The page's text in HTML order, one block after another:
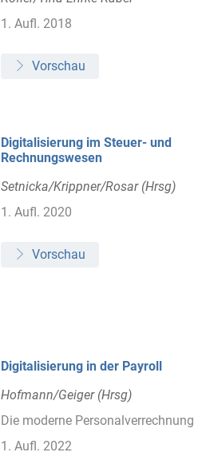
1. Aufl. 2018
Vorschau
Digitalisierung im Steuer- und
Rechnungswesen
Setnicka/Krippner/Rosar (Hrsg)
1. Aufl. 2020
Vorschau
Digitalisierung in der Payroll
Hofmann/Geiger (Hrsg)
Die moderne Personalverrechnung
1. Aufl. 2022